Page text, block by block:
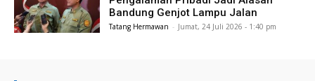
Bandung Genjot Lampu Jalan
Tatang Hermawan - Jumat, 24 Juli 2026 - 1:40 pm